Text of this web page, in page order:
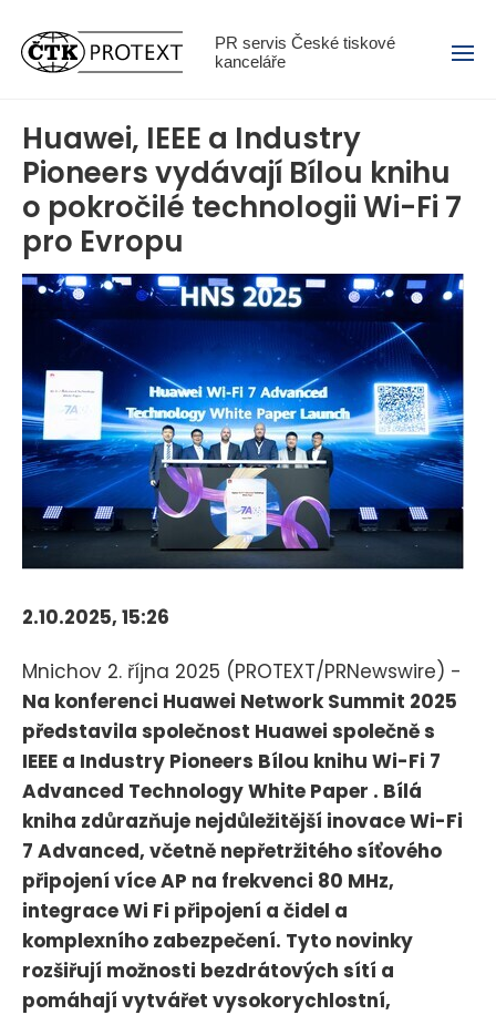
PR servis České tiskové
kanceláře
Menu
Huawei, IEEE a Industry
Pioneers vydávají Bílou knihu
o pokročilé technologii Wi-Fi 7
pro Evropu
2.10.2025, 15:26
Mnichov 2. října 2025 (PROTEXT/PRNewswire) -
Na konferenci Huawei Network Summit 2025
představila společnost Huawei společně s
IEEE a Industry Pioneers Bílou knihu Wi-Fi 7
Advanced Technology White Paper . Bílá
kniha zdůrazňuje nejdůležitější inovace Wi-Fi
7 Advanced, včetně nepřetržitého síťového
připojení více AP na frekvenci 80 MHz,
integrace Wi Fi připojení a čidel a
komplexního zabezpečení. Tyto novinky
rozšiřují možnosti bezdrátových sítí a
pomáhají vytvářet vysokorychlostní,